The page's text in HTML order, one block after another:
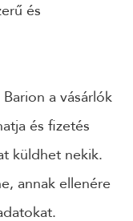
és
a vásárlók
és fizetés
küldhet nekik.
annak ellenére